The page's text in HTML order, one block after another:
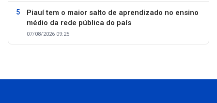
Piauí tem o maior salto de aprendizado no ensino
médio da rede pública do país
07/08/2026 09:25